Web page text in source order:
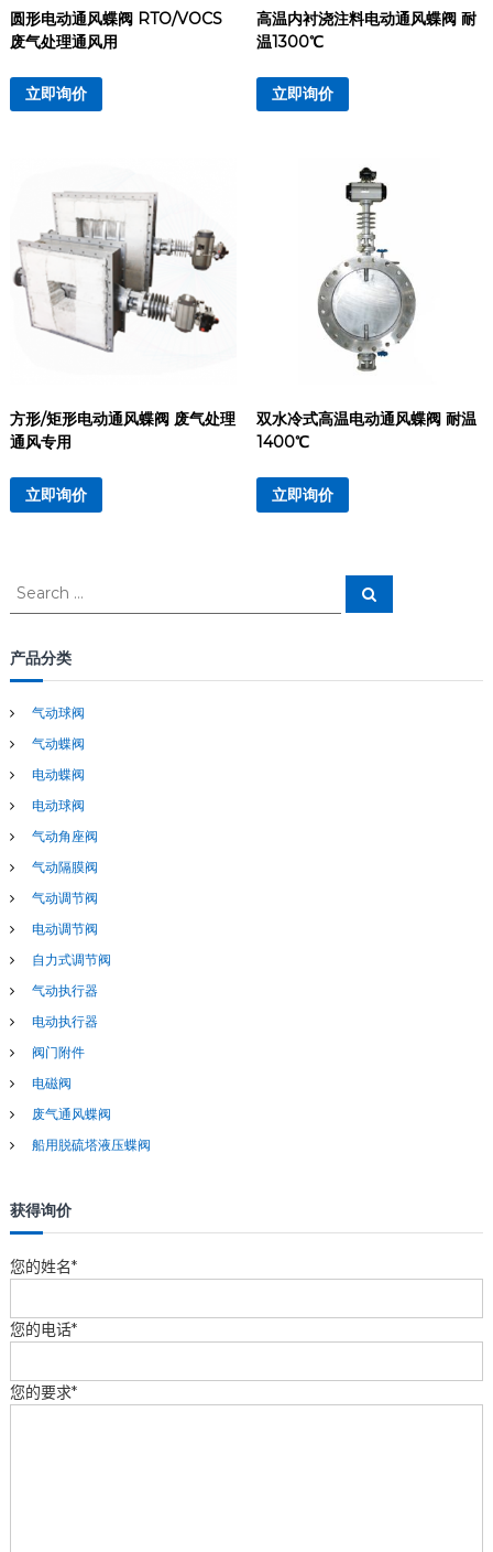
圆形电动通风蝶阀 RTO/VOCS
废气处理通风用
立即询价
高温内衬浇注料电动通风蝶阀 耐
温1300℃
立即询价
方形/矩形电动通风蝶阀 废气处理
通风专用
立即询价
双水冷式高温电动通风蝶阀 耐温
1400℃
立即询价
S
r
c
f
o
r
S
e
产品分类
气动球阀
气动蝶阀
电动蝶阀
电动球阀
气动角座阀
气动隔膜阀
气动调节阀
电动调节阀
自力式调节阀
气动执行器
电动执行器
阀门附件
电磁阀
废气通风蝶阀
船用脱硫塔液压蝶阀
获得询价
您的姓名*
您的电话*
您的要求*